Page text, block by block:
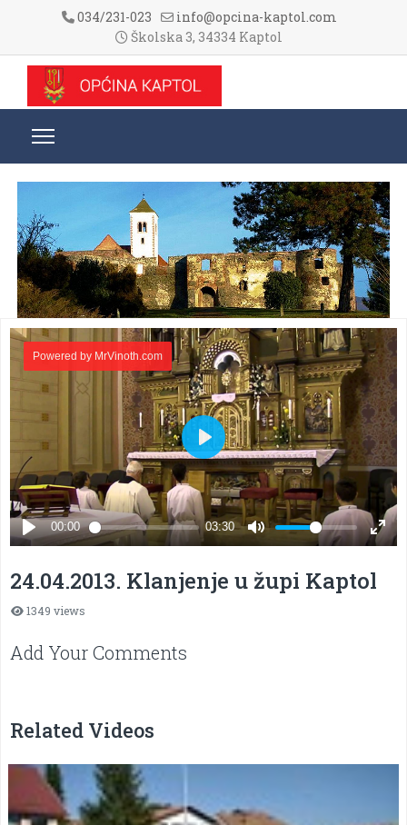
034/231-023
info@opcina-kaptol.com
Školska 3, 34334 Kaptol
24.04.2013. Klanjenje u župi Kaptol
1349 views
Add Your Comments
Related Videos